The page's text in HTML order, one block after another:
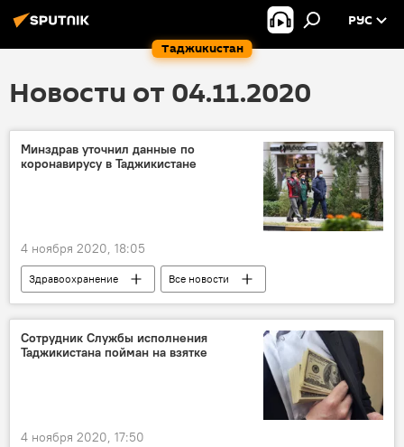
Таджикистан
РУС
Новости от 04.11.2020
Минздрав уточнил данные по
коронавирусу в Таджикистане
4 ноября 2020, 18:05
Здравоохранение
Все новости
Таджикистан
коронавирус
Коронавирус в Таджикистане: последние новости
Сотрудник Службы исполнения
Таджикистана пойман на взятке
4 ноября 2020, 17:50